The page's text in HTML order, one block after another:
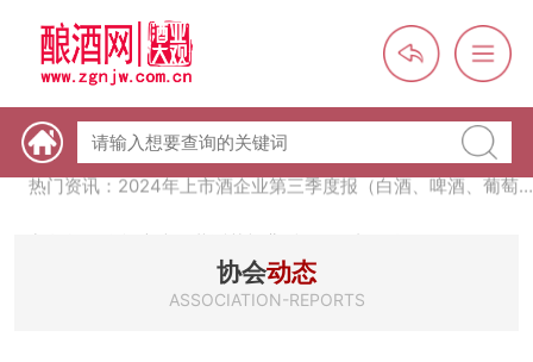
热门资讯：未来，传统酒类经销商群体会消失吗？
热门资讯：首批28个酒品牌入选中国消费名品，不仅仅是荣誉那
么简单
热门资讯：2024年上市酒企业第三季度报（白酒、啤酒、葡萄
协会动态
ASSOCIATION-REPORTS